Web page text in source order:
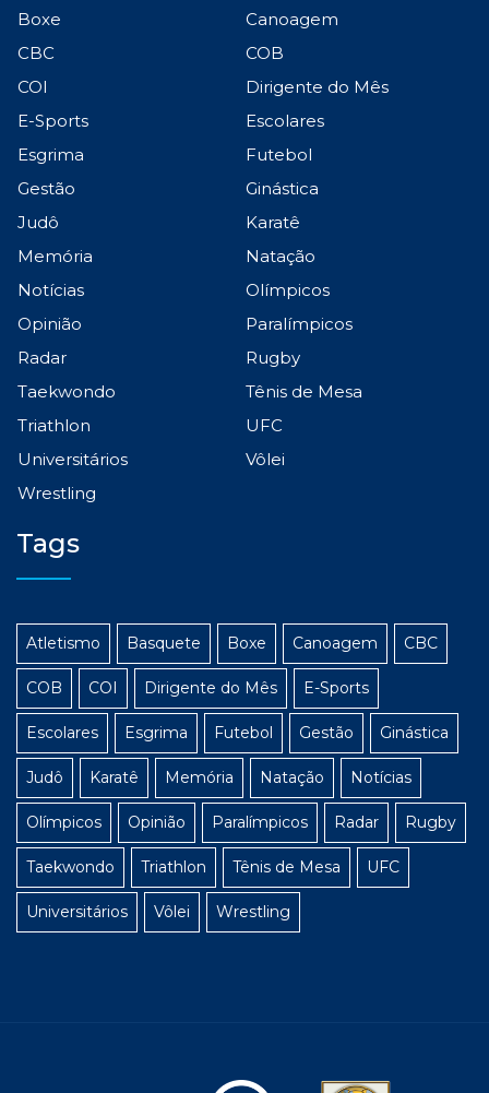
Boxe
Canoagem
CBC
COB
COI
Dirigente do Mês
E-Sports
Escolares
Esgrima
Futebol
Gestão
Ginástica
Judô
Karatê
Memória
Natação
Notícias
Olímpicos
Opinião
Paralímpicos
Radar
Rugby
Taekwondo
Tênis de Mesa
Triathlon
UFC
Universitários
Vôlei
Wrestling
Tags
Atletismo Basquete Boxe Canoagem CBC
COB COI Dirigente do Mês E-Sports
Escolares Esgrima Futebol Gestão Ginástica
Judô Karatê Memória Natação Notícias
Olímpicos Opinião Paralímpicos Radar Rugby
Taekwondo Triathlon Tênis de Mesa UFC
Universitários Vôlei Wrestling